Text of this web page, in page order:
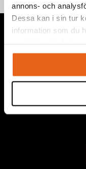
annons- och
Dessa kan i sin tur
information som du
Vi levererar
montage, bygg,